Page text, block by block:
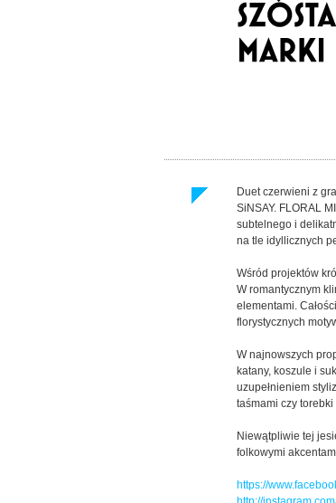
Duet czerwieni z
SiNSAY. FLORAL
subtelnego i
na tle idyllicznych
Wśród projektów
W romantycznym
elementami.
florystycznych
W najnowszych
katany, koszule i
uzupełnieniem
taśmami czy
Niewątpliwie tej
folkowymi
https://